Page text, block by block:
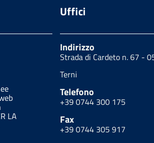
LA
Uffici
Indirizzo
Strada di Cardeto n. 67 -
Terni
Telefono
+39 0744 300 175
Fax
+39 0744 305 917